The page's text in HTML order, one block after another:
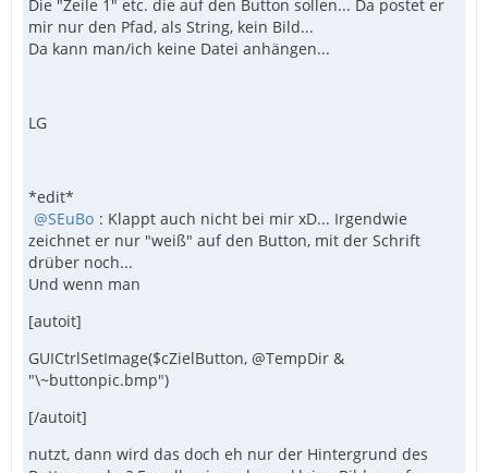
Die "Zeile 1" etc. die auf den Button sollen... Da postet er
mir nur den Pfad, als String, kein Bild...
Da kann man/ich keine Datei anhängen...
LG
*edit*
SEuBo : Klappt auch nicht bei mir xD... Irgendwie
zeichnet er nur "weiß" auf den Button, mit der Schrift
drüber noch...
Und wenn man
[autoit]
GUICtrlSetImage($cZielButton, @TempDir &
"\~buttonpic.bmp")
[/autoit]
nutzt, dann wird das doch eh nur der Hintergrund des